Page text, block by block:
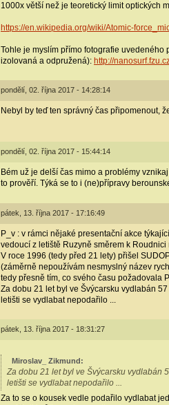
1000x větší než je teoretický limit optických
https://en.wikipedia.org/wiki/Atomic-
Tohle je myslím přímo fotografie uvedeného
izolovaná a odpružená): http://
pondělí, 02. října 2017 - 14:28:14
Nebyl by teď ten správný čas připomenout,
pondělí, 02. října 2017 - 15:44:14
Bém už je delší čas mimo a problémy
to prověří. Týká se to i (ne)přípravy
pátek, 13. října 2017 - 17:16:49
P_v : v rámci nějaké presentační akce
vedoucí z letiště Ruzyně směrem k
V roce 1996 (tedy před 21 lety) přišel
(záměrně nepoužívám nesmyslný název
tedy přesně tím, co svého času požadovala
Za dobu 21 let byl ve Švýcarsku vydlabán
letišti se vydlabat nepodařilo ...
pátek, 13. října 2017 - 18:31:27
Miroslav_ Zikmund:
Za dobu 21 let byl ve Švýcarsku vydlabán
letišti se vydlabat nepodařilo ...
Za to se o kousek vedle podařilo vydlabat